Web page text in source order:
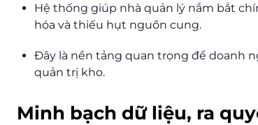
Hệ thống giúp nhà quản lý nắm bắt
hóa và thiếu hụt nguồn cung.
Đây là nền tảng quan trọng để doanh
quản trị kho.
Minh bạch dữ liệu, ra